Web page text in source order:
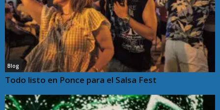
JUANA DÍAZ | ES Noticia PR
27:24
Crisis operativa en el Cuerpo de Bomberos | Es
Noticia PR
20:53
AHORRA en GRANDE con cupones en Puerto Rico | ES
Noticia PR
01:58
Recurren a cupones de ofertas que le ahorran un
dinerito | Es Noticia PR
34:11
Blog
Todo listo en Ponce para el Salsa Fest